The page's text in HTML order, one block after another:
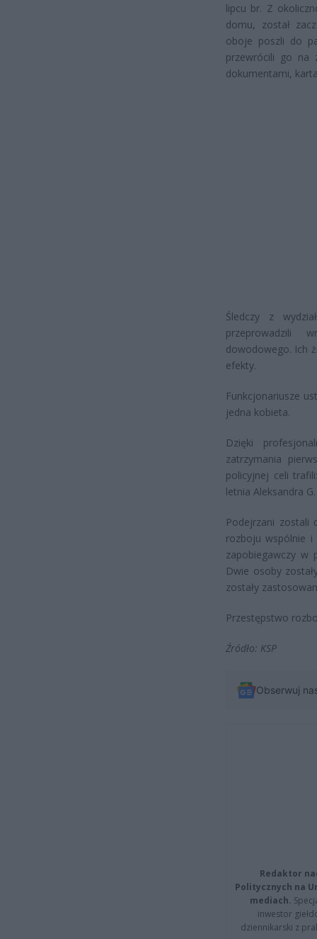
lipcu br. Z
domu, został
oboje poszli do
przewrócili go na
dokumentami,
Śledczy z
przeprowadzili
dowodowego. Ich
efekty.
Funkcjonariusze
jedna kobieta.
Dzięki
zatrzymania
policyjnej celi
letnia Aleksandra
Podejrzani zostali
rozboju wspólnie i
zapobiegawczy w
Dwie osoby
zostały
Przestępstwo
Źródło: KSP
Obserwuj
Redaktor
Politycznych na
mediach.
inwestor
dziennikarski z